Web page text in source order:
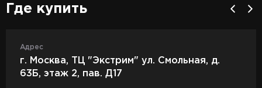
Где купить
Адрес
г. Москва, ТЦ "Экстрим" ул. Смольная, д.
63Б, этаж 2, пав. Д17